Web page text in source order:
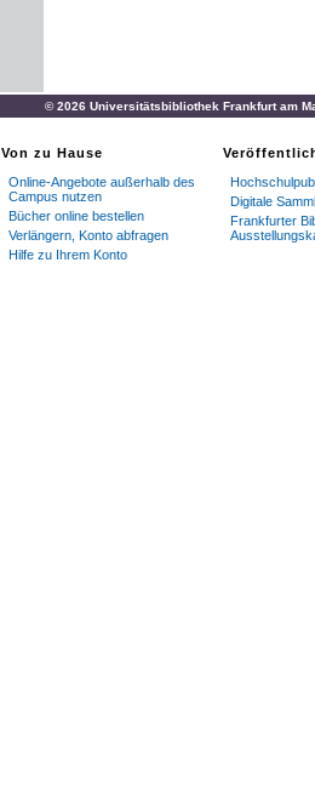
© 2026 Universitätsbibliothek Frankfurt am
Von zu Hause
Online-Angebote außerhalb des
Campus nutzen
Bücher online bestellen
Verlängern, Konto abfragen
Hilfe zu Ihrem Konto
Digitale
Frankfurter